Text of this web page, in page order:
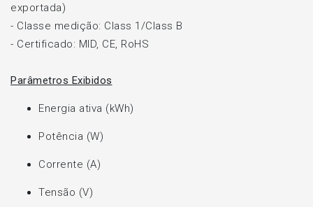
exportada)
- Classe medição: Class 1/Class B
- Certificado: MID, CE, RoHS
Parâmetros Exibidos
Energia ativa (kWh)
Potência (W)
Corrente (A)
Tensão (V)